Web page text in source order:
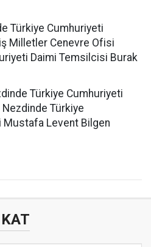
Türkiye Cumhuriyeti
Milletler Cenevre Ofisi
Daimi Temsilcisi Burak
Türkiye Cumhuriyeti
Türkiye
Levent Bilgen